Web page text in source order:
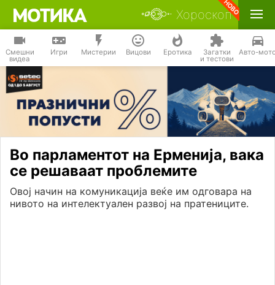
Хороскоп
Смешни
видеа
Игри Мистерии Вицови Еротика Загатки
и тестови
Авто-
Во парламентот на Ерменија, вака
се решаваат проблемите
Овој начин на комуникација веќе им одговара на
нивото на интелектуален развој на пратениците.